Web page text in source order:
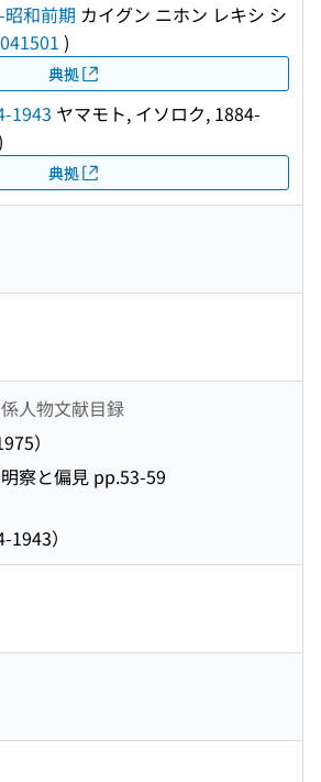
和前期 カイグン ニホン レキシ シ
)
典拠
1943 ヤマモト, イソロク, 1884-
典拠
人物文献目録
）
察と偏見 pp.53-59
）